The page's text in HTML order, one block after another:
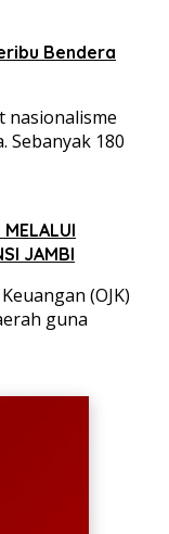
Bendera
nasionalisme
Sebanyak 180
JAMBI
(OJK)
guna